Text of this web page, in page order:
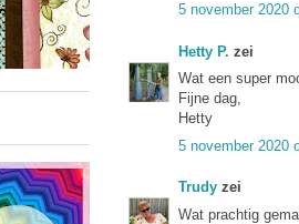
5 november 2020
Hetty P. zei
Wat een super
Fijne dag,
Hetty
5 november 2020
Trudy zei
Wat prachtig